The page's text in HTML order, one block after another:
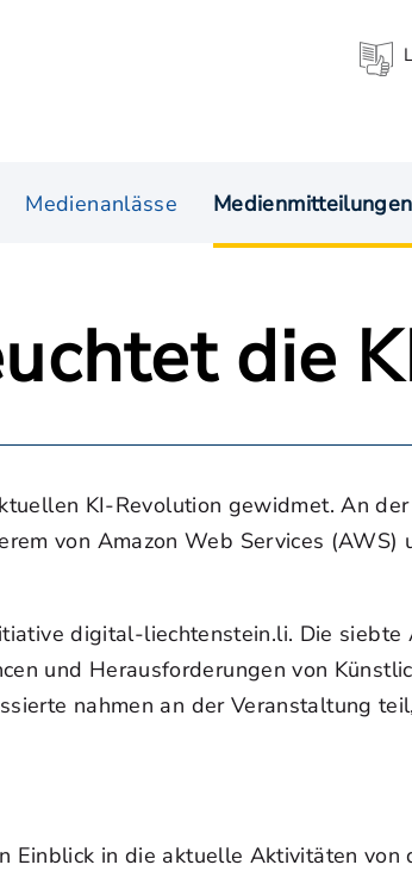
Medienanlässe Medienmitteilungen
die
KI-Revolution gewidmet. An
von Amazon Web Services
digital-liechtenstein.li. Die
und Herausforderungen von
nahmen an der Veranstaltung
Einblick in die aktuelle Aktivitäten